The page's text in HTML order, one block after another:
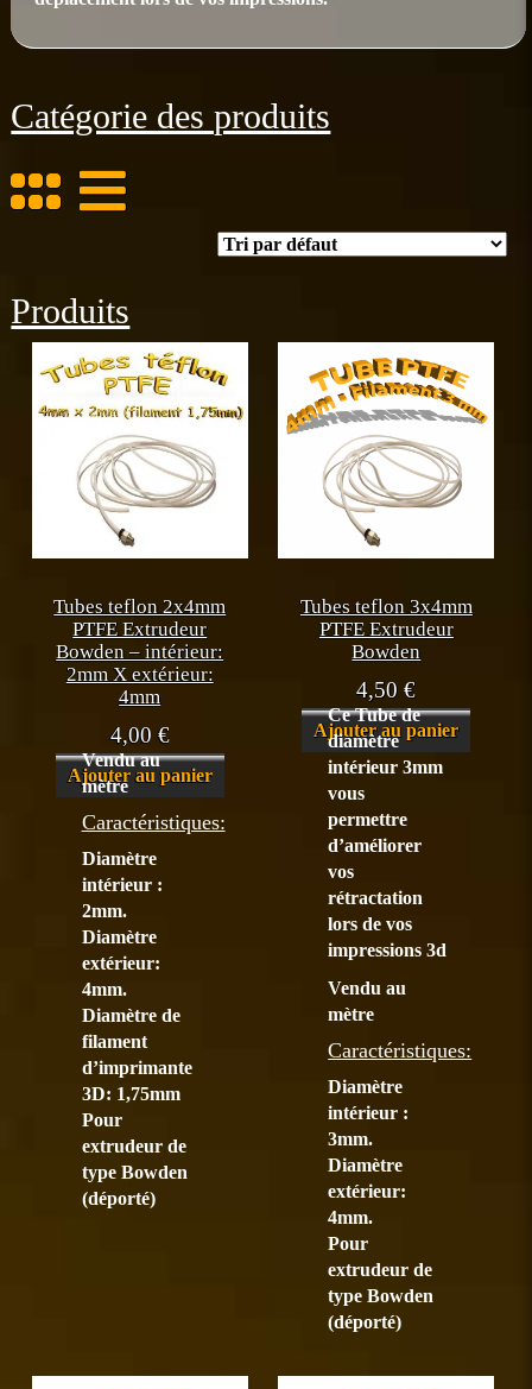
Catégorie des produits
Produits
Tubes teflon 2x4mm
PTFE Extrudeur
Bowden – intérieur:
2mm X extérieur:
4mm
4,00€
Ajouter au panier
Vendu au
mètre
Caractéristiques:
Diamètre
intérieur :
2mm.
Diamètre
extérieur:
4mm.
Diamètre de
filament
d’imprimante
3D: 1,75mm
Pour
extrudeur de
type Bowden
(déporté)
Tubes teflon 3x4mm
PTFE Extrudeur
Bowden
4,50€
Ajouter au panier
Ce Tube de
diamètre
intérieur 3mm
vous
permettre
d’améliorer
vos
rétractation
lors de vos
impressions 3d
Vendu au
mètre
Caractéristiques:
Diamètre
intérieur :
3mm.
Diamètre
extérieur:
4mm.
Pour
extrudeur de
type Bowden
(déporté)